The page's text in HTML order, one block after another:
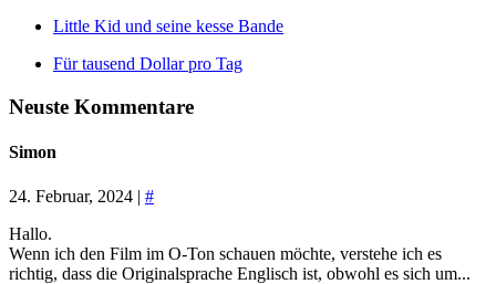
Little Kid und seine kesse Bande
Für tausend Dollar pro Tag
Neuste Kommentare
Simon
24. Februar, 2024 | #
Hallo.
Wenn ich den Film im O-Ton schauen möchte, verstehe ich es
richtig, dass die Originalsprache Englisch ist, obwohl es sich um...